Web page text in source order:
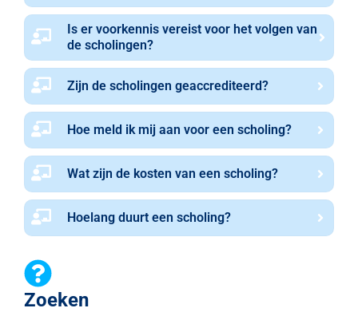
Is er voorkennis vereist voor het volgen van
de scholingen?
Zijn de scholingen geaccrediteerd?
Hoe meld ik mij aan voor een scholing?
Wat zijn de kosten van een scholing?
Hoelang duurt een scholing?
Zoeken